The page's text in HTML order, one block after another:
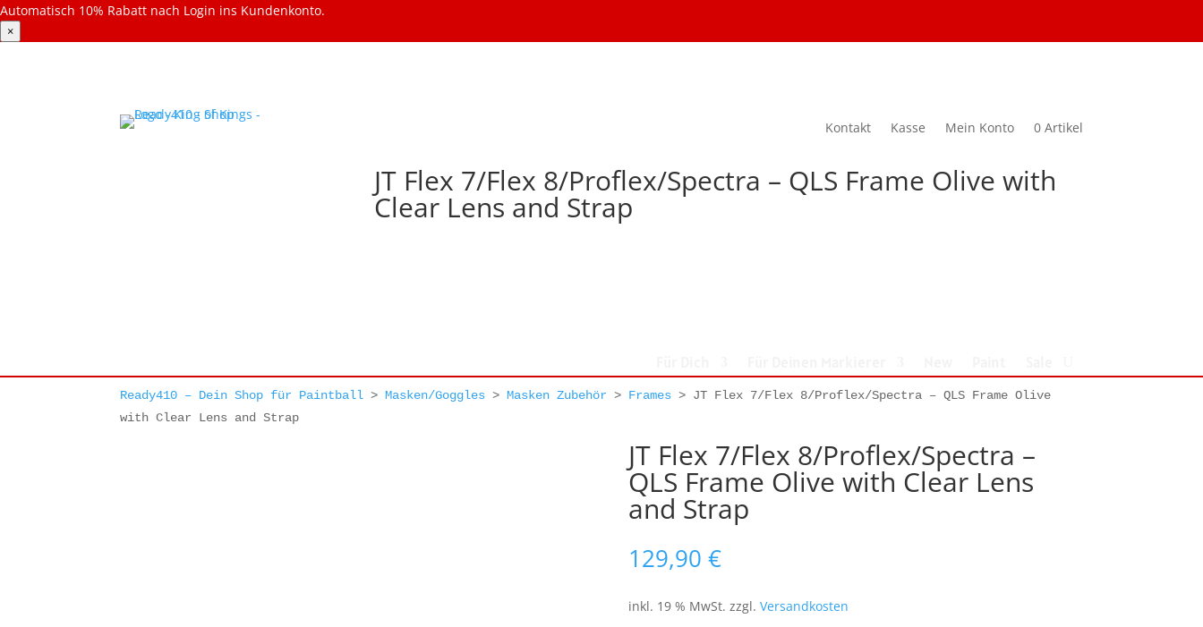
Automatisch 10% Rabatt nach Login ins Kundenkonto.
×
Kontakt Kasse Mein Konto 0 Artikel
JT Flex 7/Flex 8/Proflex/Spectra – QLS Frame Olive with
Clear Lens and Strap
Ready410 – Dein Shop für Paintball >Masken/Goggles >Masken Zubehör > Frames > JT Flex 7/Flex 8/Proflex/Spectra – QLS Frame Olive
with Clear Lens and Strap
JT Flex 7/Flex 8/Proflex/Spectra –
QLS Frame Olive with Clear Lens
and Strap
129,90 €
inkl. 19 % MwSt. zzgl. Versandkosten